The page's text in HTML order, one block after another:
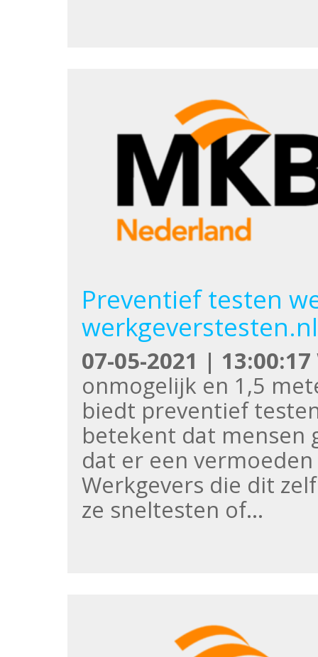
Preventief testen
werkgeverstesten.nl
07-05-2021 | 13:00:17
onmogelijk en 1,5
biedt preventief
betekent dat mensen
dat er een
Werkgevers die dit
ze sneltesten of…